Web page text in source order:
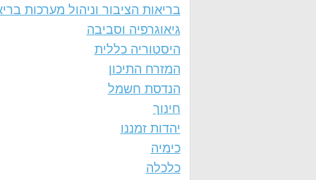
בריאות הציבור וניהול מערכות
גיאוגרפיה וסביבה
היסטוריה כללית
המזרח התיכון
הנדסת חשמל
חינוך
יהדות זמננו
כימיה
כלכלה